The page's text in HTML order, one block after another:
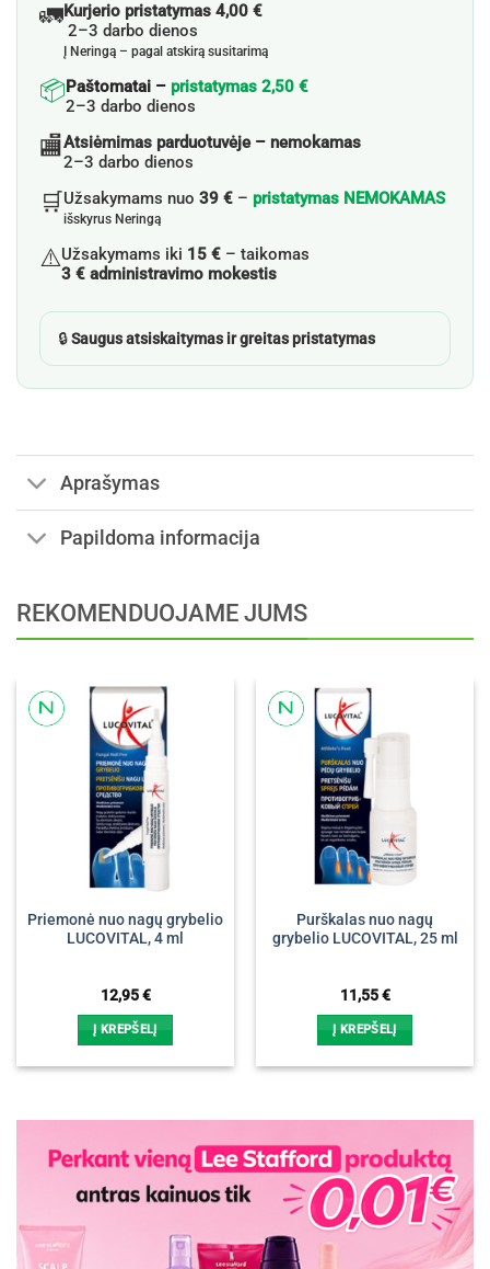
🚛Kurjerio pristatymas 4,00 €
2–3 darbo dienos
Į Neringą – pagal atskirą susitarimą
📦Paštomatai – pristatymas 2,50 €
2–3 darbo dienos
🏬Atsiėmimas parduotuvėje – nemokamas
2–3 darbo dienos
🛒Užsakymams nuo 39 € – pristatymas NEMOKAMAS
išskyrus Neringą
⚠️Užsakymams iki 15 € – taikomas
3 € administravimo mokestis
🔒Saugus atsiskaitymas ir greitas pristatymas
Aprašymas
Papildoma informacija
REKOMENDUOJAME JUMS
Priemonė nuo nagų grybelio
LUCOVITAL, 4 ml
12,95€
Į KREPŠELĮ
Purškalas nuo nagų
grybelio LUCOVITAL, 25 ml
11,55€
Į KREPŠELĮ